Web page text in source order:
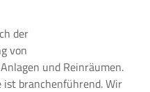
der
von
und Reinräumen.
branchenführend. Wir